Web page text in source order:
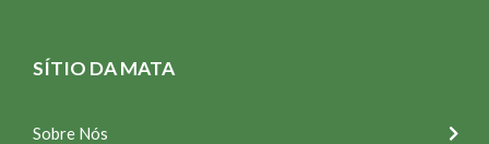
SÍTIO DA MATA
Sobre Nós